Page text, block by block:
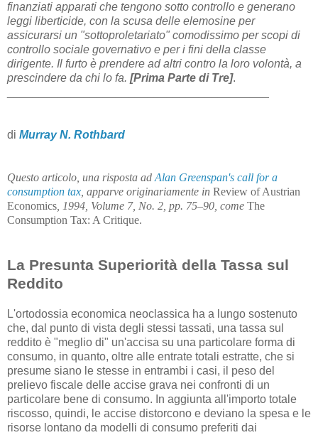
finanziati apparati che tengono sotto controllo e generano
leggi liberticide, con la scusa delle elemosine per
assicurarsi un "sottoproletariato" comodissimo per scopi di
controllo sociale governativo e per i fini della classe
dirigente. Il furto è prendere ad altri contro la loro volontà, a
prescindere da chi lo fa. [Prima Parte di Tre].
di Murray N. Rothbard
Questo articolo, una risposta ad Alan Greenspan's call for a
consumption tax , apparve originariamente in Review of Austrian
Economics , 1994, Volume 7, No. 2, pp. 75–90, come The
Consumption Tax: A Critique.
La Presunta Superiorità della Tassa sul
Reddito
L'ortodossia economica neoclassica ha a lungo sostenuto
che, dal punto di vista degli stessi tassati, una tassa sul
reddito è "meglio di" un'accisa su una particolare forma di
consumo, in quanto, oltre alle entrate totali estratte, che si
presume siano le stesse in entrambi i casi, il peso del
prelievo fiscale delle accise grava nei confronti di un
particolare bene di consumo. In aggiunta all'importo totale
riscosso, quindi, le accise distorcono e deviano la spesa e le
risorse lontano da modelli di consumo preferiti dai